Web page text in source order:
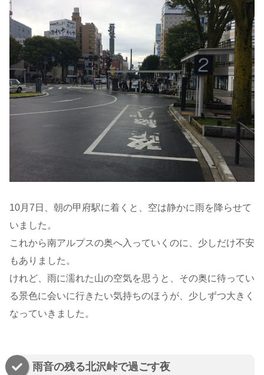
10月7日、朝の甲府駅に着くと、空は静かに雨を降らせて
いました。
これから南アルプスの奥へ入っていくのに、少しだけ不安
もありました。
けれど、雨に濡れた山の空気を思うと、その奥に待ってい
る景色に会いに行きたい気持ちのほうが、少しずつ大きく
なっていきました。
雨音の残る北沢峠で過ごす夜